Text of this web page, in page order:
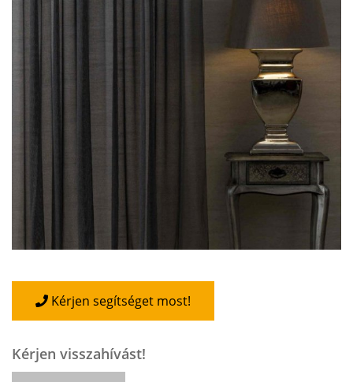
Kérjen segítséget most!
Kérjen visszahívást!